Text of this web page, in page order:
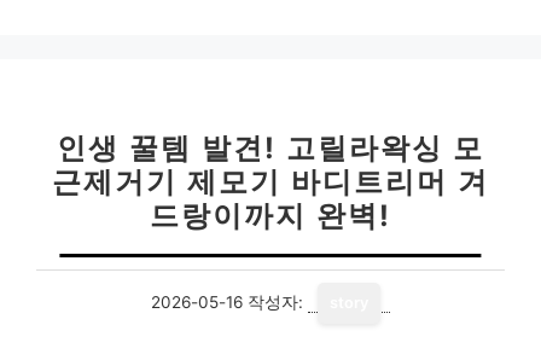
인생 꿀템 발견! 고릴라왁싱 모
근제거기 제모기 바디트리머 겨
드랑이까지 완벽!
2026-05-16 작성자: